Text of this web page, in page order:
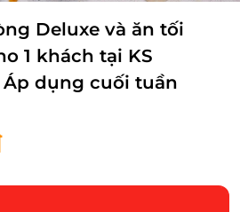
Deluxe và ăn tối
1 khách tại KS
dụng cuối tuần